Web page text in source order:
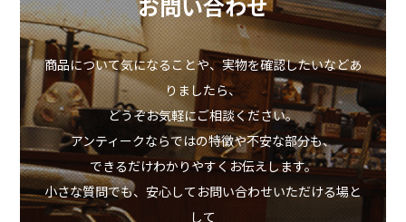
商品について気になることや、実物を確認したいなどあ
りましたら、
どうぞお気軽にご相談ください。
アンティークならではの特徴や不安な部分も、
できるだけわかりやすくお伝えします。
小さな質問でも、安心してお問い合わせいただける場と
して